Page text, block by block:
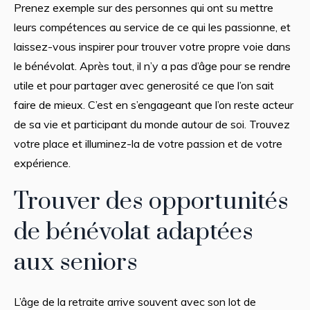
Prenez exemple sur des personnes qui ont su mettre
leurs compétences au service de ce qui les passionne, et
laissez-vous inspirer pour trouver votre propre voie dans
le bénévolat. Après tout, il n’y a pas d’âge pour se rendre
utile et pour partager avec generosité ce que l’on sait
faire de mieux. C’est en s’engageant que l’on reste acteur
de sa vie et participant du monde autour de soi. Trouvez
votre place et illuminez-la de votre passion et de votre
expérience.
Trouver des opportunités
de bénévolat adaptées
aux seniors
L’âge de la retraite arrive souvent avec son lot de